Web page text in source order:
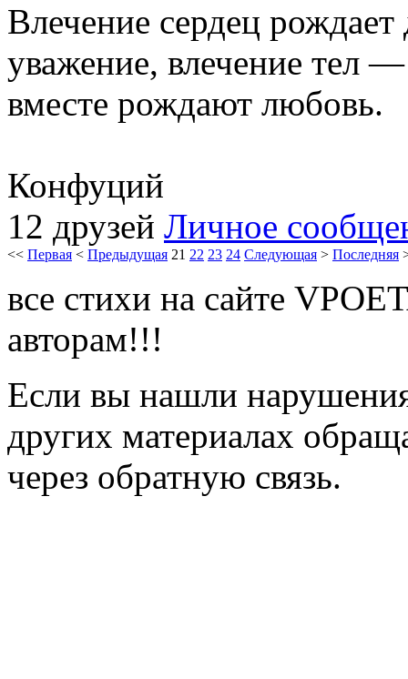
Влечение сердец
уважение, влечение тел —
вместе рождают любовь.
Конфуций
12 друзей Личное
<< Первая < Предыдущая 21 22 23 24 Следующая > Последняя
все стихи на сайте
авторам!!!
Если вы нашли
других материалах
через обратную связь.